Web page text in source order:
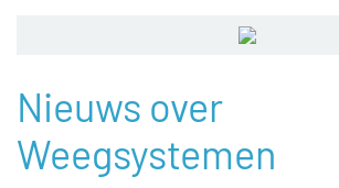
Nieuws over
Weegsystemen